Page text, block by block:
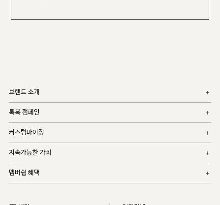
브랜드 소개
룩북 캠페인
커스텀마이징
지속가능한 가치
멤버쉽 혜택